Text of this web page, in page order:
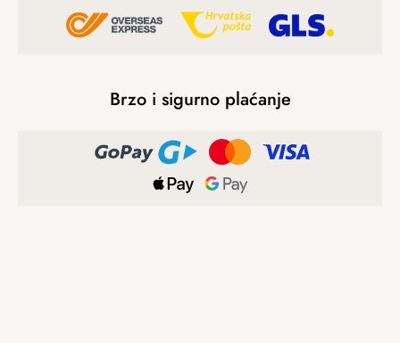
Brzo i sigurno plaćanje